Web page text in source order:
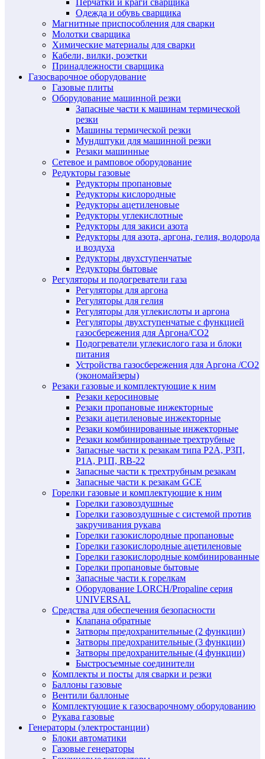
Перчатки и краги сварщика
Одежда и обувь сварщика
Магнитные приспособления для сварки
Молотки сварщика
Химические материалы для сварки
Кабели, вилки, розетки
Принадлежности сварщика
Газосварочное оборудование
Газовые плиты
Оборудование машинной резки
Запасные части к машинам термической
резки
Машины термической резки
Мундштуки для машинной резки
Резаки машинные
Сетевое и рамповое оборудование
Редукторы газовые
Редукторы пропановые
Редукторы кислородные
Редукторы ацетиленовые
Редукторы углекислотные
Редукторы для закиси азота
Редукторы для азота, аргона, гелия, водорода
и воздуха
Редукторы двухступенчатые
Редукторы бытовые
Регуляторы и подогреватели газа
Регуляторы для аргона
Регуляторы для гелия
Регуляторы для углекислоты и аргона
Регуляторы двухступенчатые c функцией
газосбережения для Аргона/СО2
Подогреватели углекислого газа и блоки
питания
Устройства газосбережения для Аргона /СО2
(экономайзеры)
Резаки газовые и комплектующие к ним
Резаки керосиновые
Резаки пропановые инжекторные
Резаки ацетиленовые инжекторные
Резаки комбинированные инжекторные
Резаки комбинированные трехтрубные
Запасные части к резакам типа Р2А, Р3П,
Р1А, Р1П, RB-22
Запасные части к трехтрубным резакам
Запасные части к резакам GCE
Горелки газовые и комплектующие к ним
Горелки газовоздушные
Горелки газовоздушные с системой против
закручивания рукава
Горелки газокислородные пропановые
Горелки газокислородные ацетиленовые
Горелки газокислородные комбинированные
Горелки пропановые бытовые
Запасные части к горелкам
Оборудование LORCH/Propaline серия
UNIVERSAL
Средства для обеспечения безопасности
Клапана обратные
Затворы предохранительные (2 функции)
Затворы предохранительные (3 функции)
Затворы предохранительные (4 функции)
Быстросъемные соединители
Комплекты и посты для сварки и резки
Баллоны газовые
Вентили баллоные
Комплектующие к газосварочному оборудованию
Рукава газовые
Генераторы (электростанции)
Блоки автоматики
Газовые генераторы